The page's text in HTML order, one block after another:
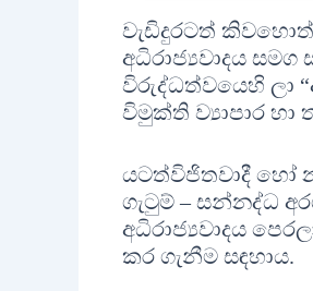
වැඩිදුරටත් කිවහොත්,
අධිරාජ්‍යවාදය
විරුද්ධත්වයෙහි ලා
විමුක්ති ව්‍යාපාර හා
යටත්විජිතවාදී හෝ
ගැටුම් – සන්නද්ධ
අධිරාජ්‍යවාදය
කර ගැනීම සඳහාය.